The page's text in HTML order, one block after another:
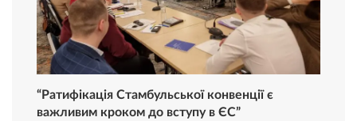
“Ратифікація Стамбульської конвенції є
важливим кроком до вступу в ЄС”